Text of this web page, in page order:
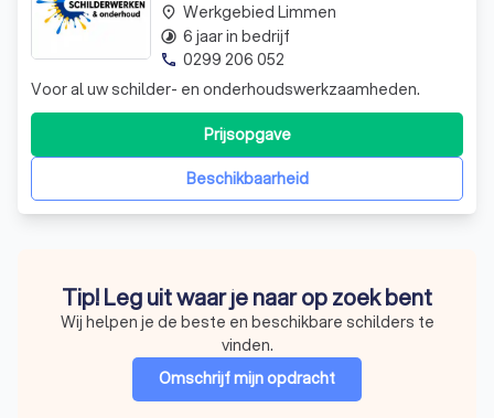
Voor al uw schilder- en onderhoudswerkzaamheden.
Beschikbaarheid
Prijsopgave
place Werkgebied Limmen
timelapse 6 jaar in bedrijf
phone 0299 206 052
Tip! Leg uit waar je naar op zoek bent
Wij helpen je de beste en beschikbare schilders te
vinden.
Omschrijf mijn opdracht